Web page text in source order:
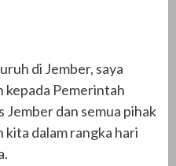
di Jember, saya
kepada Pemerintah
Jember dan semua pihak
dalam rangka hari